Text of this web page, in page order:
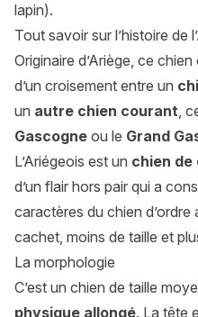
lapin).
Tout savoir sur l’histoire de
Originaire d’Ariège, ce
d’un croisement entre un
un autre chien courant,
Gascogne ou le Grand
L’Ariégeois est un chien de
d’un flair hors pair qui a
caractères du chien
cachet, moins de taille et
La morphologie
C’est un chien de taille
physique allongé. La tête